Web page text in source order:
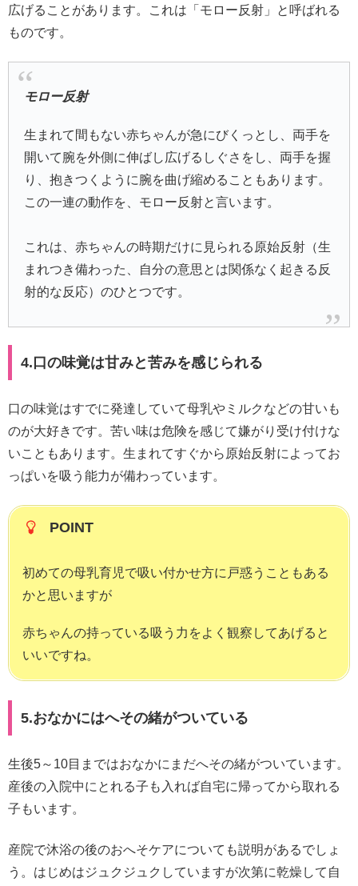
広げることがあります。これは「モロー反射」と呼ばれる
ものです。
モロー反射
生まれて間もない赤ちゃんが急にびくっとし、両手を
開いて腕を外側に伸ばし広げるしぐさをし、両手を握
り、抱きつくように腕を曲げ縮めることもあります。
この一連の動作を、モロー反射と言います。
これは、赤ちゃんの時期だけに見られる原始反射（生
まれつき備わった、自分の意思とは関係なく起きる反
射的な反応）のひとつです。
4.口の味覚は甘みと苦みを感じられる
口の味覚はすでに発達していて母乳やミルクなどの甘いも
のが大好きです。苦い味は危険を感じて嫌がり受け付けな
いこともあります。生まれてすぐから原始反射によってお
っぱいを吸う能力が備わっています。
POINT
初めての母乳育児で吸い付かせ方に戸惑うこともある
かと思いますが
赤ちゃんの持っている吸う力をよく観察してあげると
いいですね。
5.おなかにはへその緒がついている
生後5～10目まではおなかにまだへその緒がついています。
産後の入院中にとれる子も入れば自宅に帰ってから取れる
子もいます。
産院で沐浴の後のおへそケアについても説明があるでしょ
う。はじめはジュクジュクしていますが次第に乾燥して自